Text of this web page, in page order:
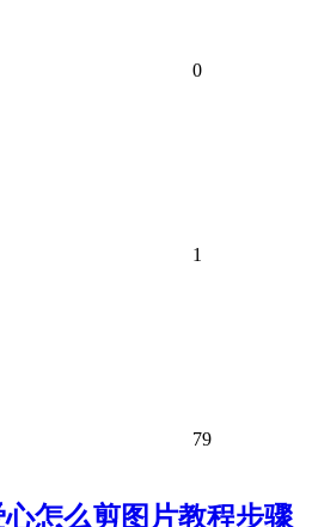
0
1
79
怎么剪图片教程步骤